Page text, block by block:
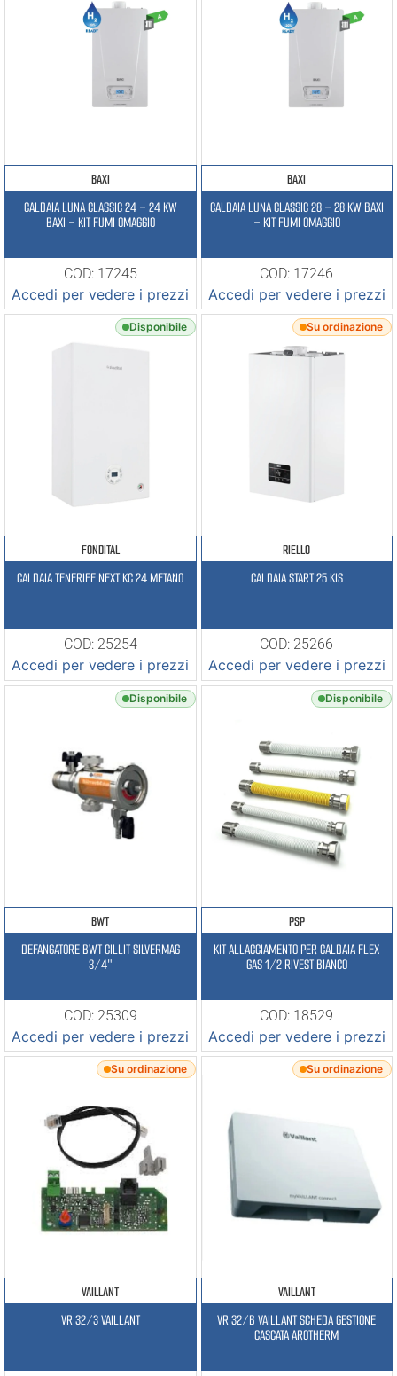
BAXI
CALDAIA LUNA CLASSIC 24 – 24 KW
BAXI – KIT FUMI OMAGGIO
COD: 17245
Accedi per vedere i prezzi
BAXI
CALDAIA LUNA CLASSIC 28 – 28 KW BAXI
– KIT FUMI OMAGGIO
COD: 17246
Accedi per vedere i prezzi
Disponibile
FONDITAL
CALDAIA TENERIFE NEXT KC 24 METANO
COD: 25254
Accedi per vedere i prezzi
Su ordinazione
RIELLO
CALDAIA START 25 KIS
COD: 25266
Accedi per vedere i prezzi
Disponibile
BWT
DEFANGATORE BWT CILLIT SILVERMAG
3/4″
COD: 25309
Accedi per vedere i prezzi
Disponibile
PSP
KIT ALLACCIAMENTO PER CALDAIA FLEX
GAS 1/2 RIVEST.BIANCO
COD: 18529
Accedi per vedere i prezzi
Su ordinazione
VAILLANT
VR 32/3 VAILLANT
Su ordinazione
VAILLANT
VR 32/B VAILLANT SCHEDA GESTIONE
CASCATA AROTHERM